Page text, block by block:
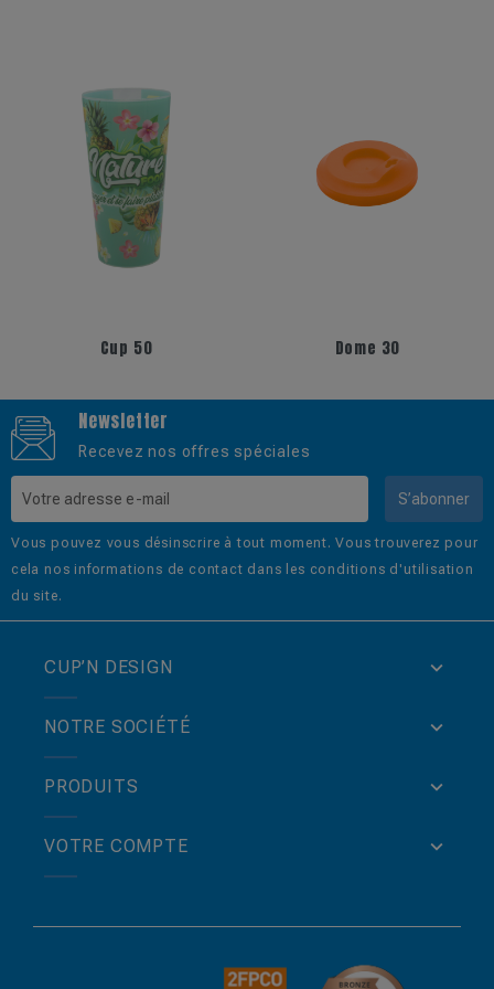
Cup 50 Dome 30
Newsletter
Recevez nos offres spéciales
S’abonner
Vous pouvez vous désinscrire à tout moment. Vous trouverez pour
cela nos informations de contact dans les conditions d'utilisation
du site.
CUP’N DESIGN
NOTRE SOCIÉTÉ
PRODUITS
VOTRE COMPTE